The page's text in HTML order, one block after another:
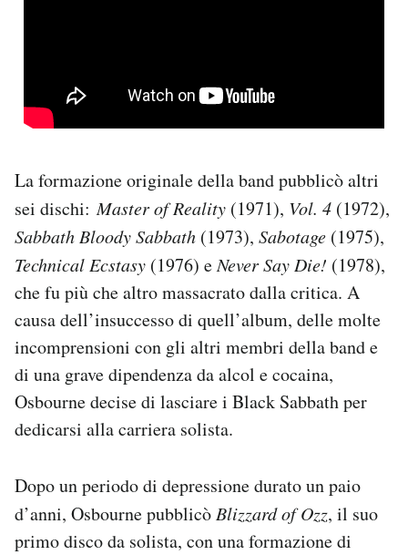
La formazione originale della band pubblicò altri
sei dischi:Master of Reality (1971), Vol. 4 (1972),
Sabbath Bloody Sabbath (1973), Sabotage (1975),
Technical Ecstasy (1976) eNever Say Die! (1978),
che fu più che altro massacrato dalla critica. A
causa dell’insuccesso di quell’album, delle molte
incomprensioni con gli altri membri della band e
di una grave dipendenza da alcol e cocaina,
Osbourne decise di lasciare i Black Sabbath per
dedicarsi alla carriera solista.
Dopo un periodo di depressione durato un paio
d’anni, Osbourne pubblicò Blizzard of Ozz, il suo
primo disco da solista, con una formazione di